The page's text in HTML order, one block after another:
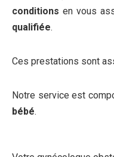
conditions en vous
qualifiée.
Ces prestations sont
Notre service est
bébé.